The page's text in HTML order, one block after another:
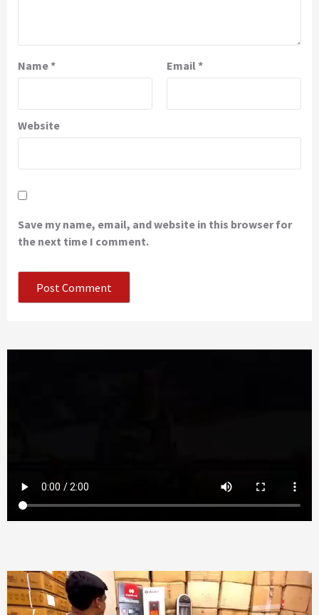
Name* Email*
Website
Save my name, email, and website in this browser for
the next time I comment.
Video
Player